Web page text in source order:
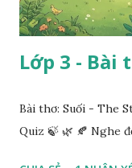
Lớp 3 - Bài
Bài thơ: Suối - The
Quiz 🍃 🌿 🍂 Nghe